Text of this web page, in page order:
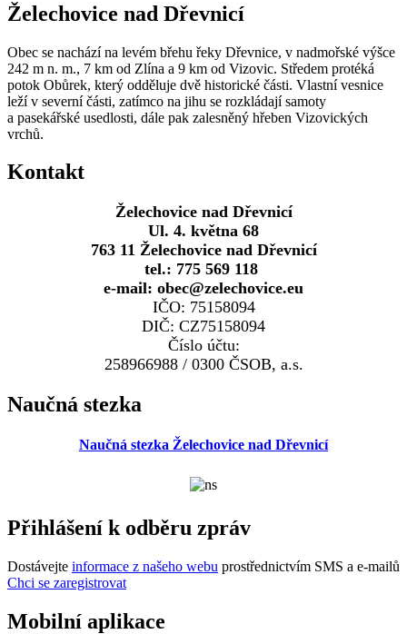
Želechovice nad Dřevnicí
Obec se nachází na levém břehu řeky Dřevnice, v nadmořské výšce
242 m n. m., 7 km od Zlína a 9 km od Vizovic. Středem protéká
potok Obůrek, který odděluje dvě historické části. Vlastní vesnice
leží v severní části, zatímco na jihu se rozkládají samoty
a pasekářské usedlosti, dále pak zalesněný hřeben Vizovických
vrchů.
Kontakt
Želechovice nad Dřevnicí
Ul. 4. května 68
763 11 Želechovice nad Dřevnicí
tel.: 775 569 118
e-mail: obec@zelechovice.eu
IČO: 75158094
DIČ: CZ75158094
Číslo účtu:
258966988 / 0300 ČSOB, a.s.
Naučná stezka
Naučná stezka Želechovice nad Dřevnicí
Přihlášení k odběru zpráv
Dostávejte informace z našeho webu prostřednictvím SMS a e-mailů
Chci se zaregistrovat
Mobilní aplikace